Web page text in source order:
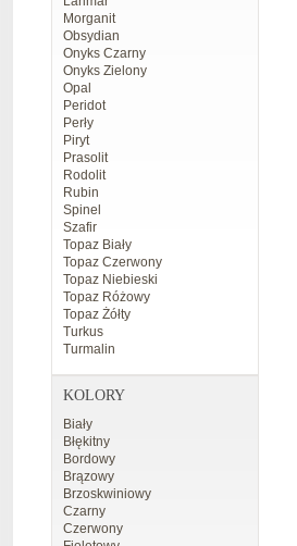
Morganit
Obsydian
Onyks Czarny
Onyks Zielony
Opal
Peridot
Perły
Piryt
Prasolit
Rodolit
Rubin
Spinel
Szafir
Topaz Biały
Topaz Czerwony
Topaz Niebieski
Topaz Różowy
Topaz Żółty
Turkus
Turmalin
KOLORY
Biały
Błękitny
Bordowy
Brązowy
Brzoskwiniowy
Czarny
Czerwony